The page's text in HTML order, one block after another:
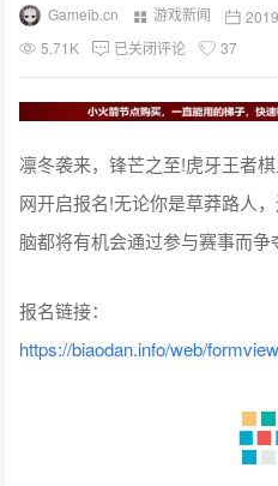
Gameib.cn 游戏新闻
5.71K
已关闭评论 37
凛冬袭来，锋芒之至!虎牙王者
网开启报名!无论你是草莽路人
脑都将有机会通过参与赛事而争
报名链接：
https://biaodan.info/web/